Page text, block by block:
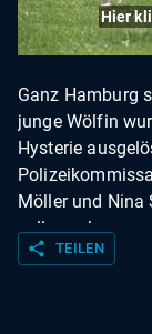
Hier
Ganz Hamburg
junge Wölfin
Hysterie
Möller und Nina
soll geschossen
Großwildjäger
share TEILEN